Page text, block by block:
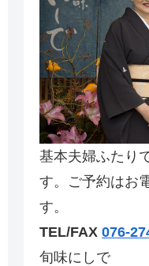
基本夫婦ふたり
す。ご予約はお
す。
TEL/FAX 076-
旬味にしで